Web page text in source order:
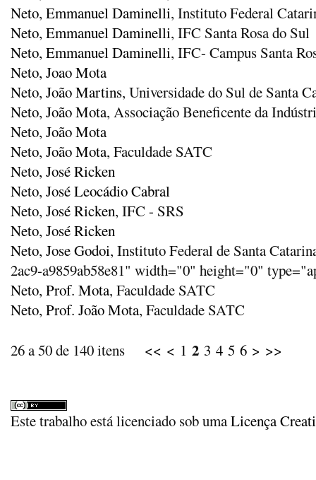
Neto, Emmanuel Daminelli, Instituto Federal
Neto, Emmanuel Daminelli, IFC Santa Rosa do Sul
Neto, Emmanuel Daminelli, IFC- Campus Santa
Neto, Joao Mota
Neto, João Martins, Universidade do Sul de Santa
Neto, João Mota, Associação Beneficente da
Neto, João Mota
Neto, João Mota, Faculdade SATC
Neto, José Ricken
Neto, José Leocádio Cabral
Neto, José Ricken, IFC - SRS
Neto, José Ricken
Neto, Jose Godoi, Instituto Federal de Santa
2ac9-a9859ab58e81" width="0" height="0"
Neto, Prof. Mota, Faculdade SATC
Neto, Prof. João Mota, Faculdade SATC
26 a 50 de 140 itens << < 1 2 3 4 5 6 > >>
Este trabalho está licenciado sob umaLicença